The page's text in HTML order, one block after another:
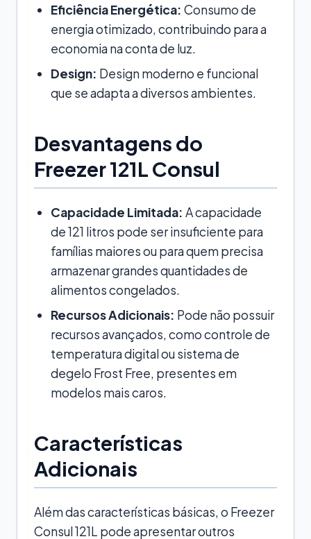
Eficiência Energética: Consumo de
energia otimizado, contribuindo para a
economia na conta de luz.
Design: Design moderno e funcional
que se adapta a diversos ambientes.
Desvantagens do
Freezer 121L Consul
Capacidade Limitada: A capacidade
de 121 litros pode ser insuficiente para
famílias maiores ou para quem precisa
armazenar grandes quantidades de
alimentos congelados.
Recursos Adicionais: Pode não possuir
recursos avançados, como controle de
temperatura digital ou sistema de
degelo Frost Free, presentes em
modelos mais caros.
Características
Adicionais
Além das características básicas, o Freezer
Consul 121L pode apresentar outros